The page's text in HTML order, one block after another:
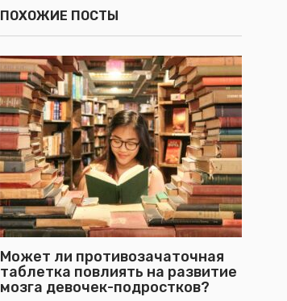
ПОХОЖИЕ ПОСТЫ
Может ли противозачаточная
таблетка повлиять на развитие
мозга девочек-подростков?